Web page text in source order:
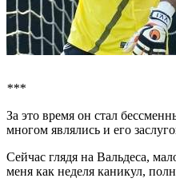
***
За это время он стал
многом являлись и его
Сейчас глядя на Вальдеса,
меня как неделя каникул,